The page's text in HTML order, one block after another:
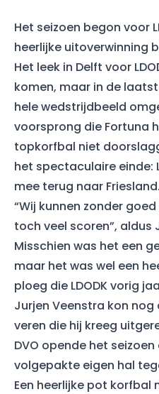
Het seizoen begon voor
heerlijke uitoverwinning
Het leek in Delft voor
komen, maar in de
hele wedstrijdbeeld
voorsprong die Fortuna
topkorfbal niet
het spectaculaire einde:
mee terug naar Friesland.
“Wij kunnen zonder
toch veel scoren”, aldus
Misschien was het een
maar het was wel een
ploeg die LDODK vorig
Jurjen Veenstra kon
veren die hij kreeg
DVO opende het
volgepakte eigen hal
Een heerlijke pot korfbal